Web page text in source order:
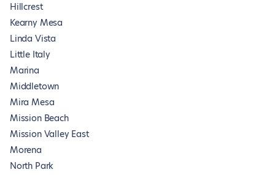
Hillcrest
Kearny Mesa
Linda Vista
Little Italy
Marina
Middletown
Mira Mesa
Mission Beach
Mission Valley East
Morena
North Park